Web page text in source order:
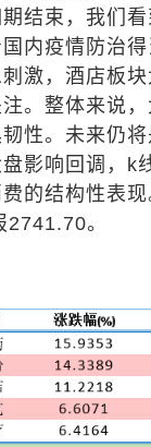
结束，我们
内疫情防治
激，酒店板
。整体来说
性。未来仍
影响回调， k
的结构性表
2741.70。